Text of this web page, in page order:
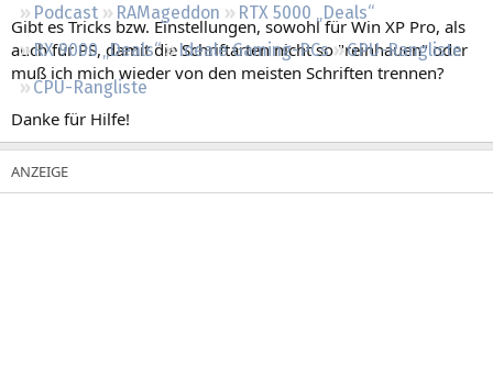
Podcast RAMageddon
RTX 5000 „Deals“
RX 9000 „Deals“
Ideale Gaming-PCs
GPU-Rangliste
CPU-Rangliste
Gibt es Tricks bzw. Einstellungen, sowohl für Win XP Pro, als
auch für PS, damit die Schriftarten nicht so "reinhauen" oder
muß ich mich wieder von den meisten Schriften trennen?
Danke für Hilfe!